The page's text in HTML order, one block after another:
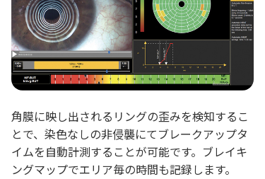
角膜に映し出されるリングの歪みを検知するこ
とで、染色なしの非侵襲にてブレークアップタ
イムを自動計測することが可能です。ブレイキ
ングマップでエリア毎の時間も記録します。